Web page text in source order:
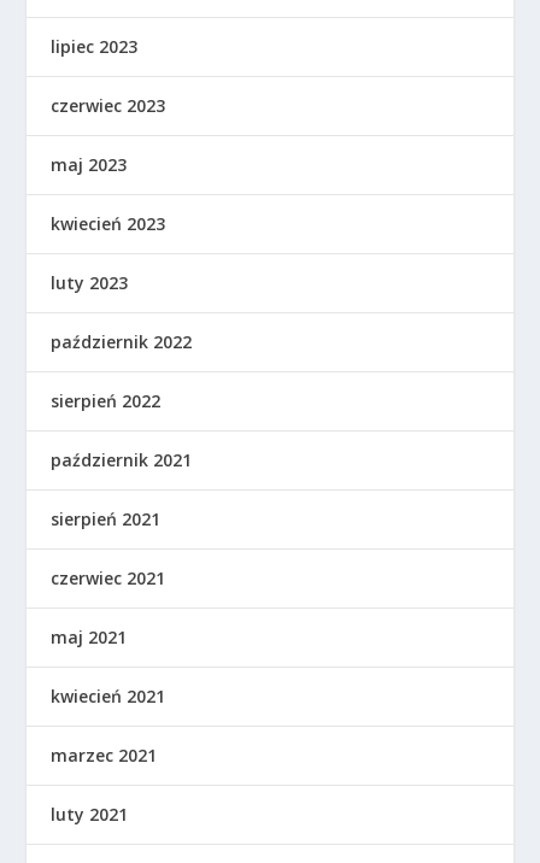
lipiec 2023
czerwiec 2023
maj 2023
kwiecień 2023
luty 2023
październik 2022
sierpień 2022
październik 2021
sierpień 2021
czerwiec 2021
maj 2021
kwiecień 2021
marzec 2021
luty 2021